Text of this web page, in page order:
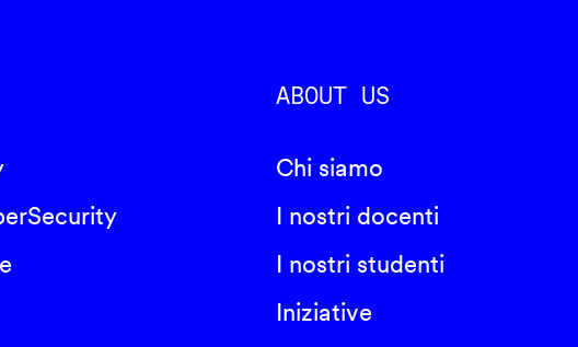
ABOUT US
Chi siamo
I nostri docenti
I nostri studenti
Iniziative